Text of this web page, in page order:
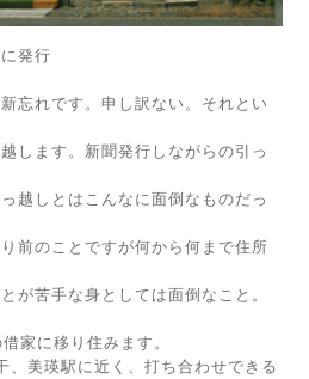
発行
忘れです。申し訳ない。それとい
します。新聞発行しながらの引っ
越しとはこんなに面倒なものだっ
前のことですが何から何まで住所
が苦手な身としては面倒なこと。
家に移り住みます。
、美瑛駅に近く、打ち合わせできる